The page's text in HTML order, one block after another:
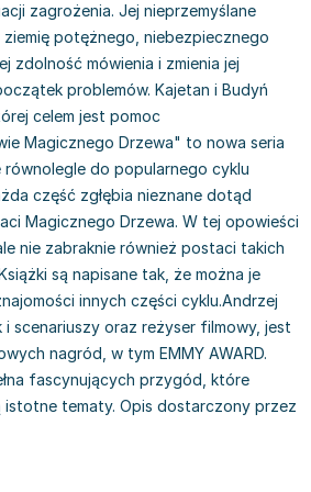
naukowe
technologia - książki, podręczniki -
teatr
5 lat
3-5 lat
naklejania 3-5 lat
obcych 3-5 lat
i liczenia 3-5 lat
i magnesami 3-5 lat
książki dla dzieci 3-5 lat
dzieci 3-5 lat - książki
dla dzieci 3-5 lat
8 lat
6-8 lat
obcych 6-8 lat
i liczenia 6-8 lat
książki dla dzieci 6-8 lat
8 lat
dzieci 6-8 lat - książki
- książki
- książki
poradniki
savoir vivre - poradniki
zagrożenia. Jej nieprzemyślane
ziemię potężnego, niebezpiecznego
zdolność mówienia i zmienia jej
problemów. Kajetan i Budyń
celem jest pomoc
Magicznego Drzewa" to nowa seria
do popularnego cyklu
część zgłębia nieznane dotąd
Magicznego Drzewa. W tej opowieści
nie zabraknie również postaci takich
są napisane tak, że można je
innych części cyklu.Andrzej
i scenariuszy oraz reżyser filmowy, jest
nagród, w tym EMMY AWARD.
fascynujących przygód, które
istotne tematy. Opis dostarczony przez